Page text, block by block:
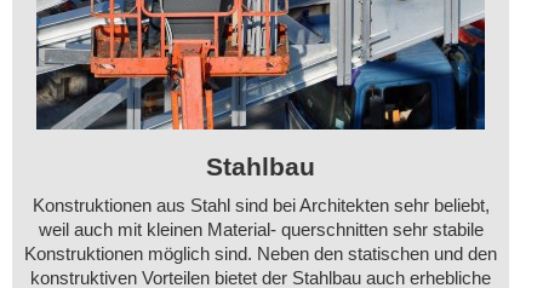
Stahlbau
Konstruktionen aus Stahl sind bei Architekten sehr beliebt,
weil auch mit kleinen Material- querschnitten sehr stabile
Konstruktionen möglich sind. Neben den statischen und den
konstruktiven Vorteilen bietet der Stahlbau auch erhebliche